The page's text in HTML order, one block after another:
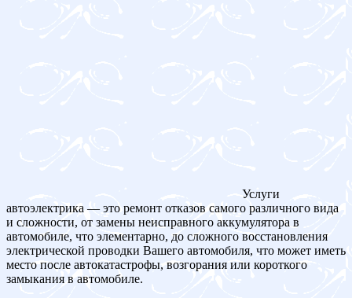
Услуги
автоэлектрика — это ремонт отказов самого различного вида
и сложности, от замены неисправного аккумулятора в
автомобиле, что элементарно, до сложного восстановления
электрической проводки Вашего автомобиля, что может иметь
место после автокатастрофы, возгорания или короткого
замыкания в автомобиле.